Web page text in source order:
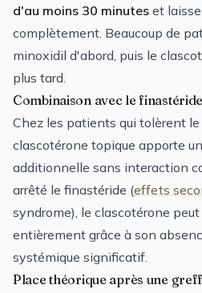
d'au moins 30 minutes et
complètement. Beaucoup de
minoxidil d'abord, puis le
plus tard.
Combinaison avec le
Chez les patients qui tolèrent
clascotérone topique apporte
additionnelle sans interaction
arrêté le finastéride (effets
syndrome), le clascotérone
entièrement grâce à son
systémique significatif.
Place théorique après une